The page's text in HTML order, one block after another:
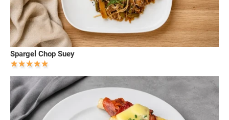
Spargel Chop Suey